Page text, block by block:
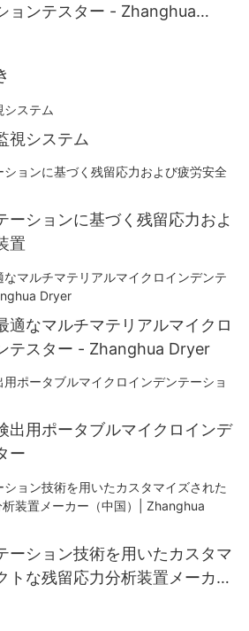
ョンテスター - Zhanghua
視システム
ーションに基づく残留応力およ
置
適なマルチマテリアルマイクロ
テスター - Zhanghua Dryer
出用ポータブルマイクロインデ
ー
ーション技術を用いたカスタマ
トな残留応力分析装置メーカー